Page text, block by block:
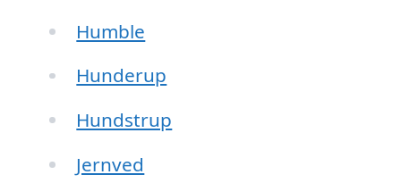
Humble
Hunderup
Hundstrup
Jernved